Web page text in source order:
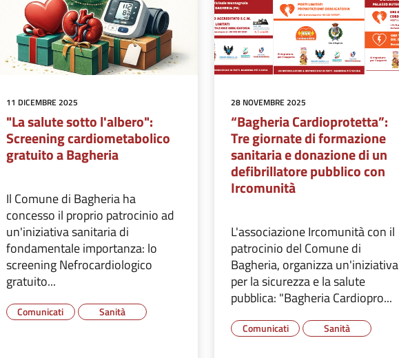
11 DICEMBRE 2025
"La salute sotto l'albero":
Screening cardiometabolico
gratuito a Bagheria
Il Comune di Bagheria ha
concesso il proprio patrocinio ad
un'iniziativa sanitaria di
fondamentale importanza: lo
screening Nefrocardiologico
gratuito...
Comunicati Sanità
28 NOVEMBRE 2025
“Bagheria Cardioprotetta”:
Tre giornate di formazione
sanitaria e donazione di un
defibrillatore pubblico con
Ircomunità
L'associazione Ircomunità con il
patrocinio del Comune di
Bagheria, organizza un'iniziativa
per la sicurezza e la salute
pubblica: "Bagheria Cardiopro...
Comunicati Sanità